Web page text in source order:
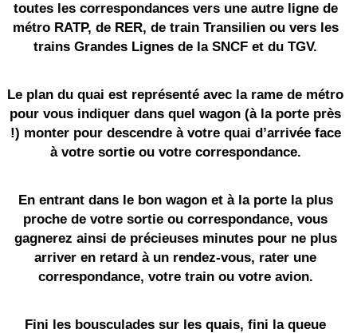
toutes les correspondances vers une autre ligne de
métro RATP, de RER, de train Transilien ou vers les
trains Grandes Lignes de la SNCF et du TGV.
Le plan du quai est représenté avec la rame de métro
pour vous indiquer dans quel wagon (à la porte près
!) monter pour descendre à votre quai d’arrivée face
à votre sortie ou votre correspondance.
En entrant dans le bon wagon et à la porte la plus
proche de votre sortie ou correspondance, vous
gagnerez ainsi de précieuses minutes pour ne plus
arriver en retard à un rendez-vous, rater une
correspondance, votre train ou votre avion.
Fini les bousculades sur les quais, fini la queue